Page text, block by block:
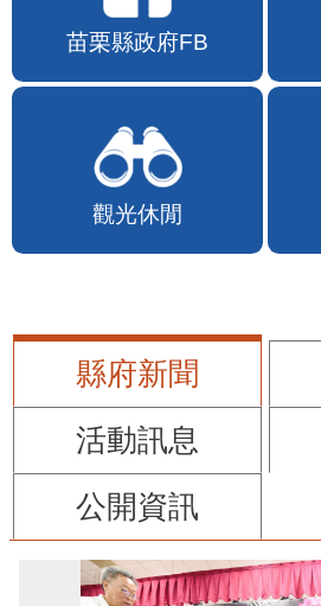
苗栗縣政府FB
觀光休閒
縣府新聞
活動訊息
公開資訊